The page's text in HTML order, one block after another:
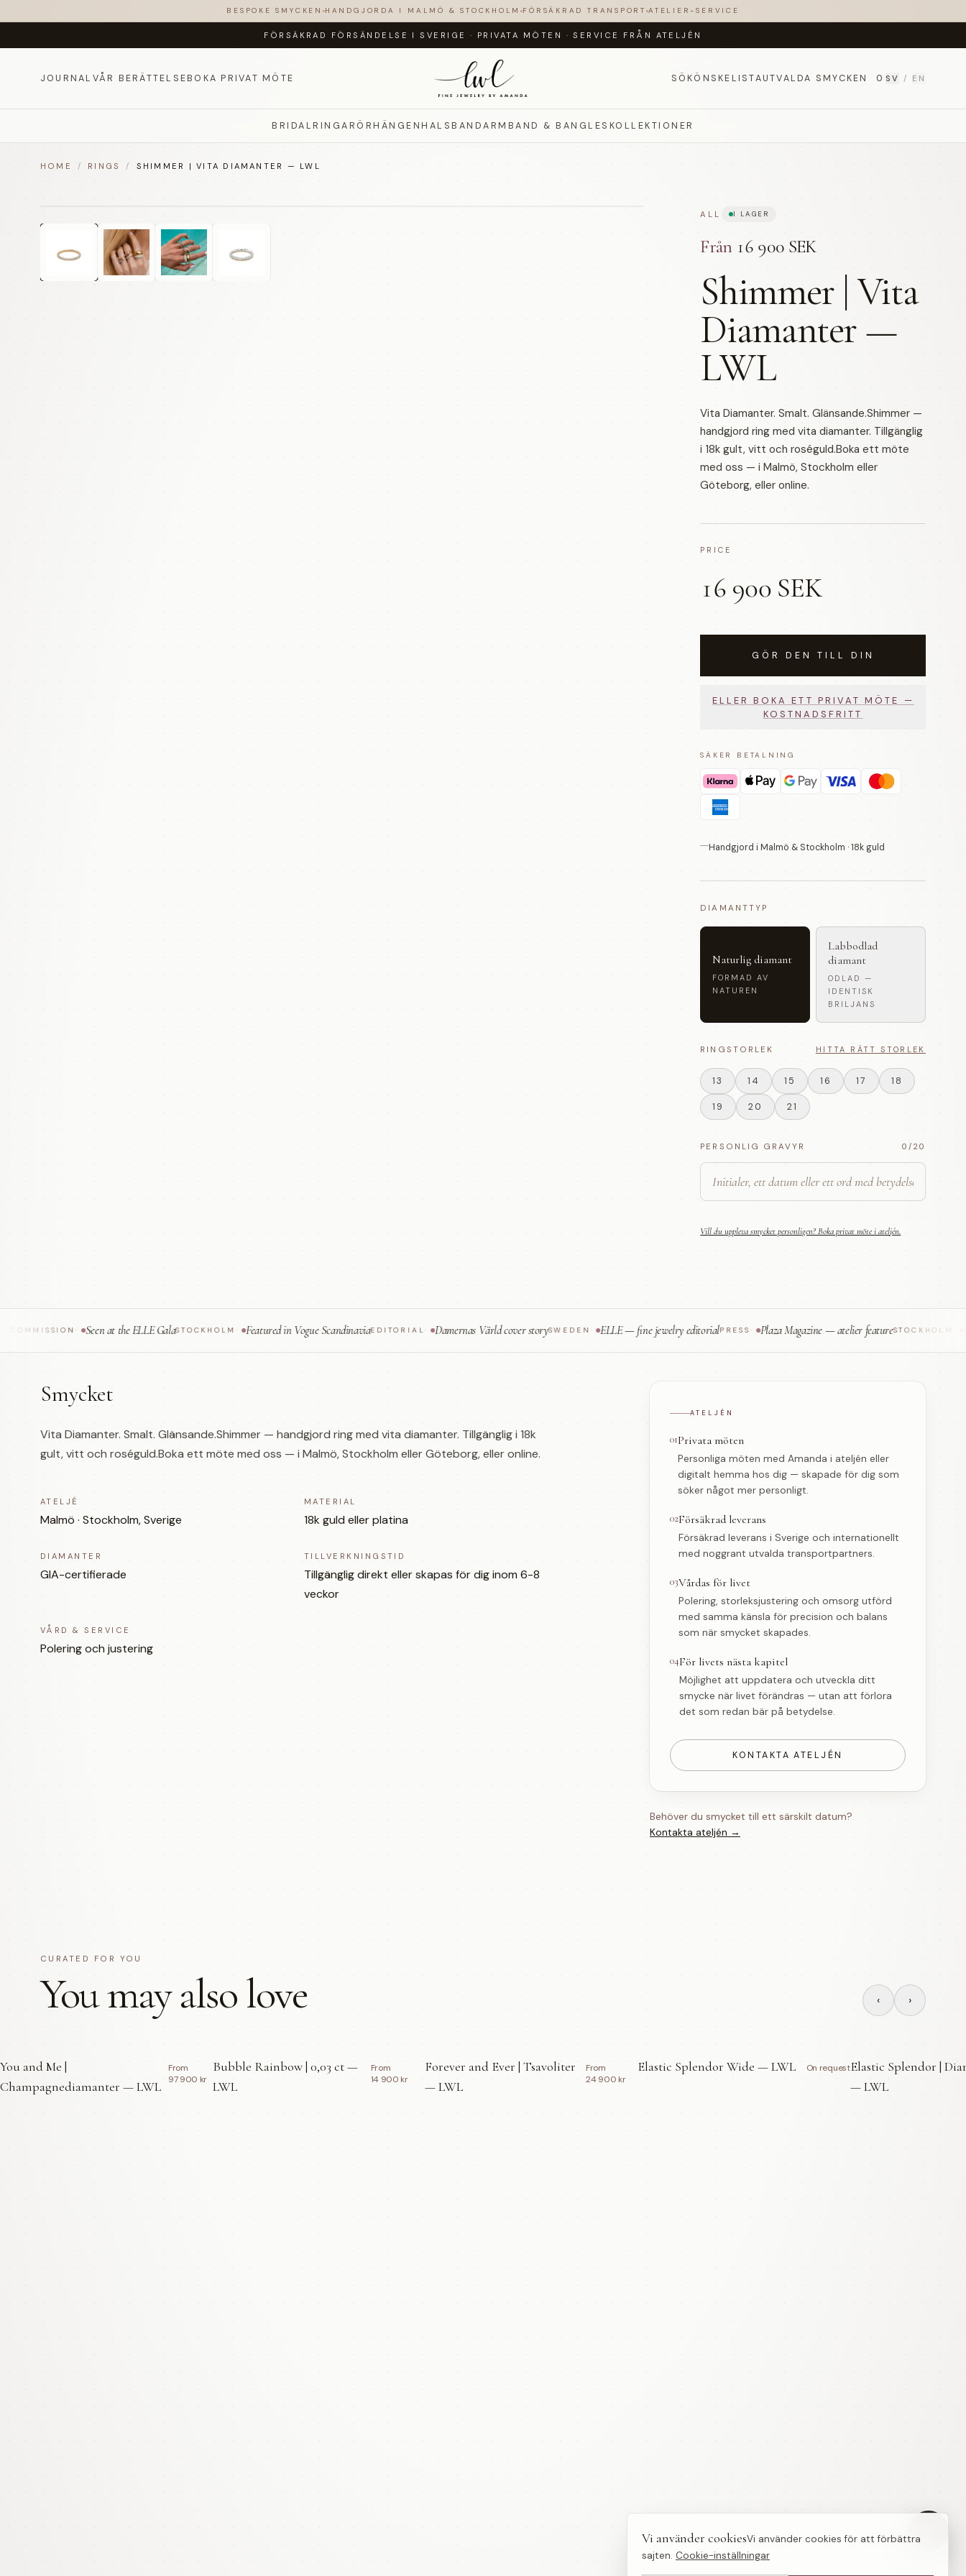
BESPOKE SMYCKEN HANDGJORDA I MALMÖ & STOCKHOLM FÖRSÄKRAD TRANSPORT ATELIER-SERVICE
FÖRSÄKRAD FÖRSÄNDELSE I SVERIGE · PRIVATA MÖTEN ·SERVICE FRÅN ATELJÉN
JOURNAL VÅR BERÄTTELSEBOKA PRIVAT MÖTE SÖKÖNSKELISTAUTVALDA SMYCKEN 0 SV / EN
BRIDALRINGAR ÖRHÄNGEN HALSBANDARMBAND & BANGLES KOLLEKTIONER
HOME / RINGS / SHIMMER | VITA DIAMANTER — LWL
ALL I LAGER
Från 16 900 SEK
Shimmer | Vita
Diamanter —
LWL
Vita Diamanter. Smalt. Glänsande.Shimmer —
handgjord ring med vita diamanter. Tillgänglig
i 18k gult, vitt och roséguld.Boka ett möte
med oss — i Malmö, Stockholm eller
Göteborg, eller online.
PRICE
16 900 SEK
GÖR DEN TILL DIN
ELLER BOKA ETT PRIVAT MÖTE —
KOSTNADSFRITT
SÄKER BETALNING
Handgjord i Malmö & Stockholm · 18k guld
DIAMANTTYP
Naturlig diamant
FORMAD AV
NATUREN
Labbodlad
diamant
ODLAD —
IDENTISK
BRILJANS
RINGSTORLEK HITTA RÄTT STORLEK
13 14 15 16 17 18
19 20 21
PERSONLIG GRAVYR 0 /20
Vill du uppleva smycket personligen? Boka privat möte i ateljén.
· Seen at the ELLE GalaSTOCKHOLM· Featured in Vogue ScandinaviaEDITORIAL· Damernas Värld cover storySWEDEN· ELLE — fine jewelry editorial PRESS· Plaza Magazine — atelier featureSTOCKHOLM·
Smycket
Vita Diamanter. Smalt. Glänsande.Shimmer — handgjord ring med vita diamanter. Tillgänglig i 18k
gult, vitt och roséguld.Boka ett möte med oss — i Malmö, Stockholm eller Göteborg, eller online.
ATELJÉ
Malmö · Stockholm, Sverige
MATERIAL
18k guld eller platina
DIAMANTER
GIA-certifierade
TILLVERKNINGSTID
Tillgänglig direkt eller skapas för dig inom 6-8
veckor
VÅRD & SERVICE
Polering och justering
ATELJÉN
01Privata möten
Personliga möten med Amanda i ateljén eller
digitalt hemma hos dig — skapade för dig som
söker något mer personligt.
02Försäkrad leverans
Försäkrad leverans i Sverige och internationellt
med noggrant utvalda transportpartners.
03Vårdas för livet
Polering, storleksjustering och omsorg utförd
med samma känsla för precision och balans
som när smycket skapades.
04För livets nästa kapitel
Möjlighet att uppdatera och utveckla ditt
smycke när livet förändras — utan att förlora
det som redan bär på betydelse.
KONTAKTA ATELJÉN
Behöver du smycket till ett särskilt datum?
Kontakta ateljén →
CURATED FOR YOU
You may also love ‹ ›
You and Me |
Champagnediamanter — LWL
From
97 900 kr
Bubble Rainbow | 0,03 ct —
LWL
From
14 900 kr
Forever and Ever | Tsavoliter
— LWL
From
24 900 kr
Elastic Splendor Wide — LWL On requestElastic Splendor |
— LWL
Vi använder cookiesVi använder cookies för att förbättra
sajten. Cookie-inställningar